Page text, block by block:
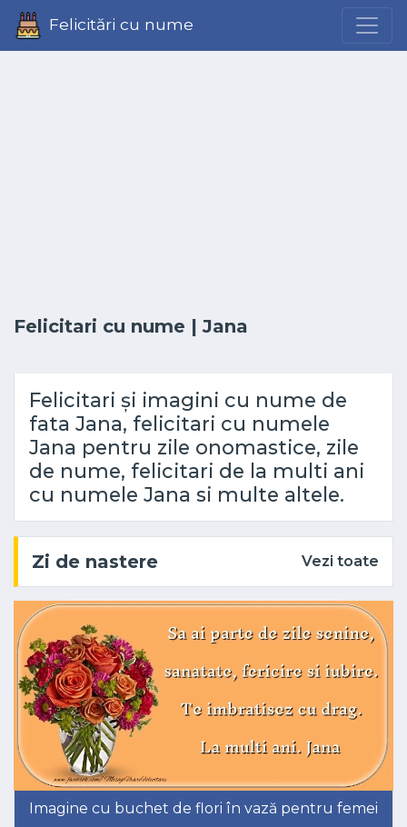
Felicitări cu nume
Felicitari cu nume | Jana
Felicitari și imagini cu nume de
fata Jana, felicitari cu numele
Jana pentru zile onomastice, zile
de nume, felicitari de la multi ani
cu numele Jana si multe altele.
Zi de nastere Vezi toate
Imagine cu buchet de flori în vază pentru femei